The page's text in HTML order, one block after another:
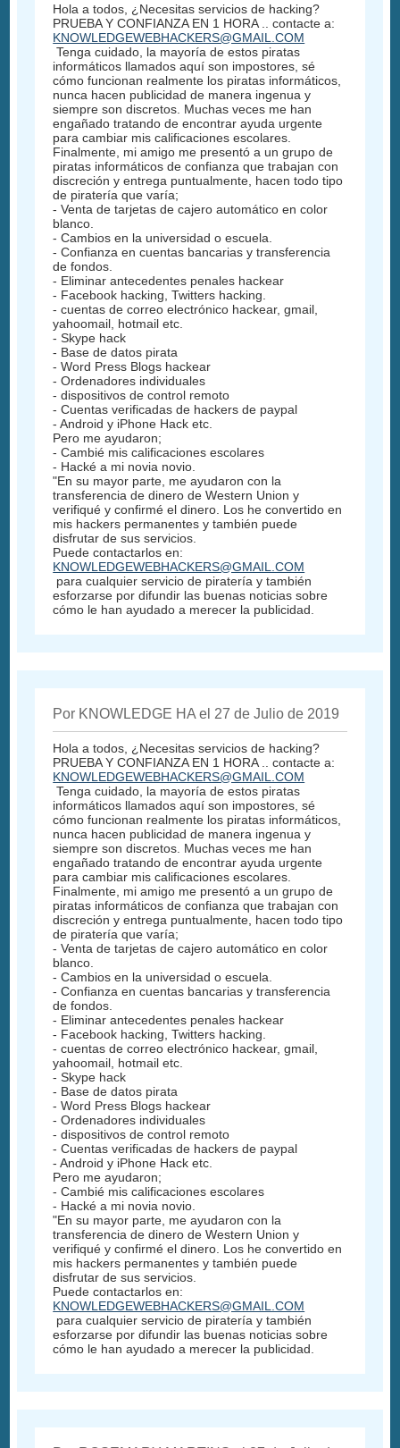
Hola a todos, ¿Necesitas servicios de hacking?
PRUEBA Y CONFIANZA EN 1 HORA .. contacte a:
KNOWLEDGEWEBHACKERS@GMAIL.COM
Tenga cuidado, la mayoría de estos piratas
informáticos llamados aquí son impostores, sé
cómo funcionan realmente los piratas informáticos,
nunca hacen publicidad de manera ingenua y
siempre son discretos. Muchas veces me han
engañado tratando de encontrar ayuda urgente
para cambiar mis calificaciones escolares.
Finalmente, mi amigo me presentó a un grupo de
piratas informáticos de confianza que trabajan con
discreción y entrega puntualmente, hacen todo tipo
de piratería que varía;
- Venta de tarjetas de cajero automático en color
blanco.
- Cambios en la universidad o escuela.
- Confianza en cuentas bancarias y transferencia
de fondos.
- Eliminar antecedentes penales hackear
- Facebook hacking, Twitters hacking.
- cuentas de correo electrónico hackear, gmail,
yahoomail, hotmail etc.
- Skype hack
- Base de datos pirata
- Word Press Blogs hackear
- Ordenadores individuales
- dispositivos de control remoto
- Cuentas verificadas de hackers de paypal
- Android y iPhone Hack etc.
Pero me ayudaron;
- Cambié mis calificaciones escolares
- Hacké a mi novia novio.
"En su mayor parte, me ayudaron con la
transferencia de dinero de Western Union y
verifiqué y confirmé el dinero. Los he convertido en
mis hackers permanentes y también puede
disfrutar de sus servicios.
Puede contactarlos en:
KNOWLEDGEWEBHACKERS@GMAIL.COM
para cualquier servicio de piratería y también
esforzarse por difundir las buenas noticias sobre
cómo le han ayudado a merecer la publicidad.
Por KNOWLEDGE HA el 27 de Julio de 2019
Hola a todos, ¿Necesitas servicios de hacking?
PRUEBA Y CONFIANZA EN 1 HORA .. contacte a:
KNOWLEDGEWEBHACKERS@GMAIL.COM
Tenga cuidado, la mayoría de estos piratas
informáticos llamados aquí son impostores, sé
cómo funcionan realmente los piratas informáticos,
nunca hacen publicidad de manera ingenua y
siempre son discretos. Muchas veces me han
engañado tratando de encontrar ayuda urgente
para cambiar mis calificaciones escolares.
Finalmente, mi amigo me presentó a un grupo de
piratas informáticos de confianza que trabajan con
discreción y entrega puntualmente, hacen todo tipo
de piratería que varía;
- Venta de tarjetas de cajero automático en color
blanco.
- Cambios en la universidad o escuela.
- Confianza en cuentas bancarias y transferencia
de fondos.
- Eliminar antecedentes penales hackear
- Facebook hacking, Twitters hacking.
- cuentas de correo electrónico hackear, gmail,
yahoomail, hotmail etc.
- Skype hack
- Base de datos pirata
- Word Press Blogs hackear
- Ordenadores individuales
- dispositivos de control remoto
- Cuentas verificadas de hackers de paypal
- Android y iPhone Hack etc.
Pero me ayudaron;
- Cambié mis calificaciones escolares
- Hacké a mi novia novio.
"En su mayor parte, me ayudaron con la
transferencia de dinero de Western Union y
verifiqué y confirmé el dinero. Los he convertido en
mis hackers permanentes y también puede
disfrutar de sus servicios.
Puede contactarlos en:
KNOWLEDGEWEBHACKERS@GMAIL.COM
para cualquier servicio de piratería y también
esforzarse por difundir las buenas noticias sobre
cómo le han ayudado a merecer la publicidad.